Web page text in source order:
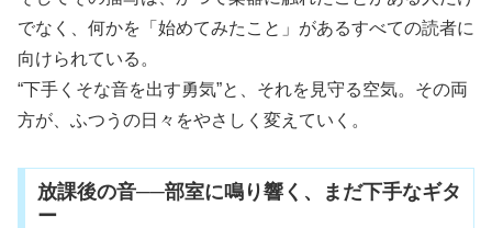
でなく、何かを「始めてみたこと」があるすべての読者に
向けられている。
“下手くそな音を出す勇気”と、それを見守る空気。その両
方が、ふつうの日々をやさしく変えていく。
放課後の音──部室に鳴り響く、まだ下手なギタ
ー